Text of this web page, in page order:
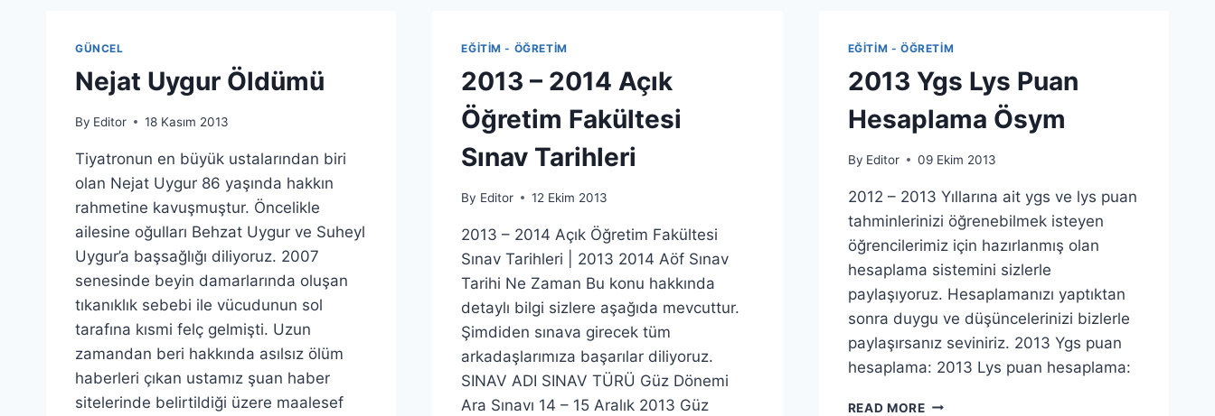
GÜNCEL
Nejat Uygur Öldümü
By Editor 18 Kasım 2013
Tiyatronun en büyük ustalarından biri
olan Nejat Uygur 86 yaşında hakkın
rahmetine kavuşmuştur. Öncelikle
ailesine oğulları Behzat Uygur ve Suheyl
Uygur’a başsağlığı diliyoruz. 2007
senesinde beyin damarlarında oluşan
tıkanıklık sebebi ile vücudunun sol
tarafına kısmi felç gelmişti. Uzun
zamandan beri hakkında asılsız ölüm
haberleri çıkan ustamız şuan haber
sitelerinde belirtildiği üzere maalesef
EĞITIM - ÖĞRETIM
2013 – 2014 Açık
Öğretim Fakültesi
Sınav Tarihleri
By Editor 12 Ekim 2013
2013 – 2014 Açık Öğretim Fakültesi
Sınav Tarihleri | 2013 2014 Aöf Sınav
Tarihi Ne Zaman Bu konu hakkında
detaylı bilgi sizlere aşağıda mevcuttur.
Şimdiden sınava girecek tüm
arkadaşlarımıza başarılar diliyoruz.
SINAV ADI SINAV TÜRÜ Güz Dönemi
Ara Sınavı 14 – 15 Aralık 2013 Güz
EĞITIM - ÖĞRETIM
2013 Ygs Lys Puan
Hesaplama Ösym
By Editor 09 Ekim 2013
2012 – 2013 Yıllarına ait ygs ve lys puan
tahminlerinizi öğrenebilmek isteyen
öğrencilerimiz için hazırlanmış olan
hesaplama sistemini sizlerle
paylaşıyoruz. Hesaplamanızı yaptıktan
sonra duygu ve düşüncelerinizi bizlerle
paylaşırsanız seviniriz. 2013 Ygs puan
hesaplama: 2013 Lys puan hesaplama:
READ MORE2013